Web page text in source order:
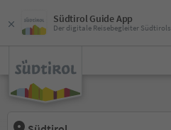
Südtirol Guide App
Der digitale Reisebegleiter Südtirols